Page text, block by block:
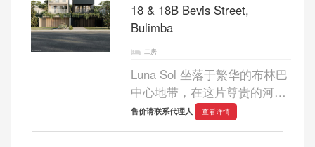
18 & 18B Bevis Street,
Bulimba
二房
Luna Sol 坐落于繁华的布林巴
中心地带，在这片尊贵的河畔
地段，精心打造了两座三层别
墅，宛如世外桃源。从街上望
售价请联系代理人 查看详情